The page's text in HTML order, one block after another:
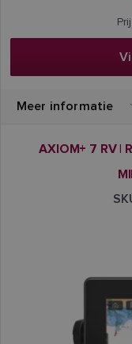
Meer informatie
AXIOM+ 7 RV |